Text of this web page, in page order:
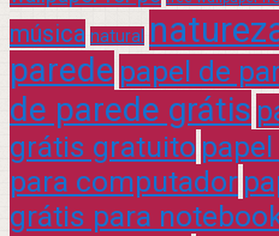
música natural
parede papel de
de parede grátis
grátis gratuito
para computador
grátis para